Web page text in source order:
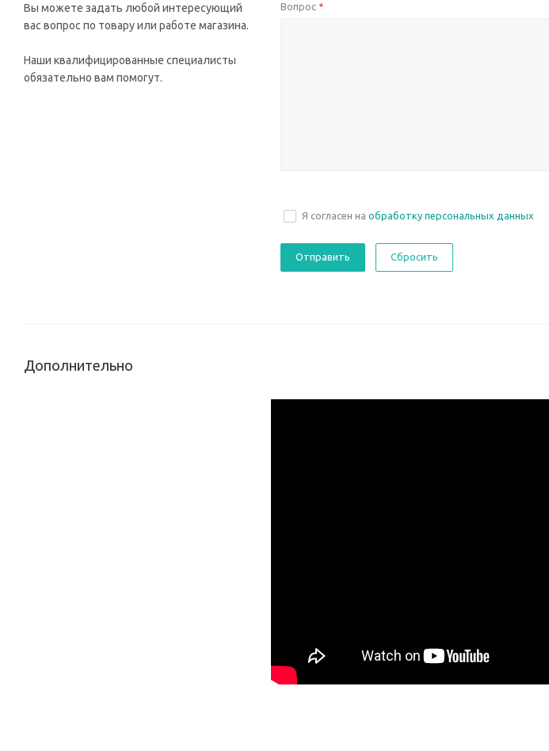
Вы можете задать любой интересующий
вас вопрос по товару или работе магазина.
Наши квалифицированные специалисты
обязательно вам помогут.
Вопрос *
Я согласен на обработку персональных данных
Сбросить
Дополнительно